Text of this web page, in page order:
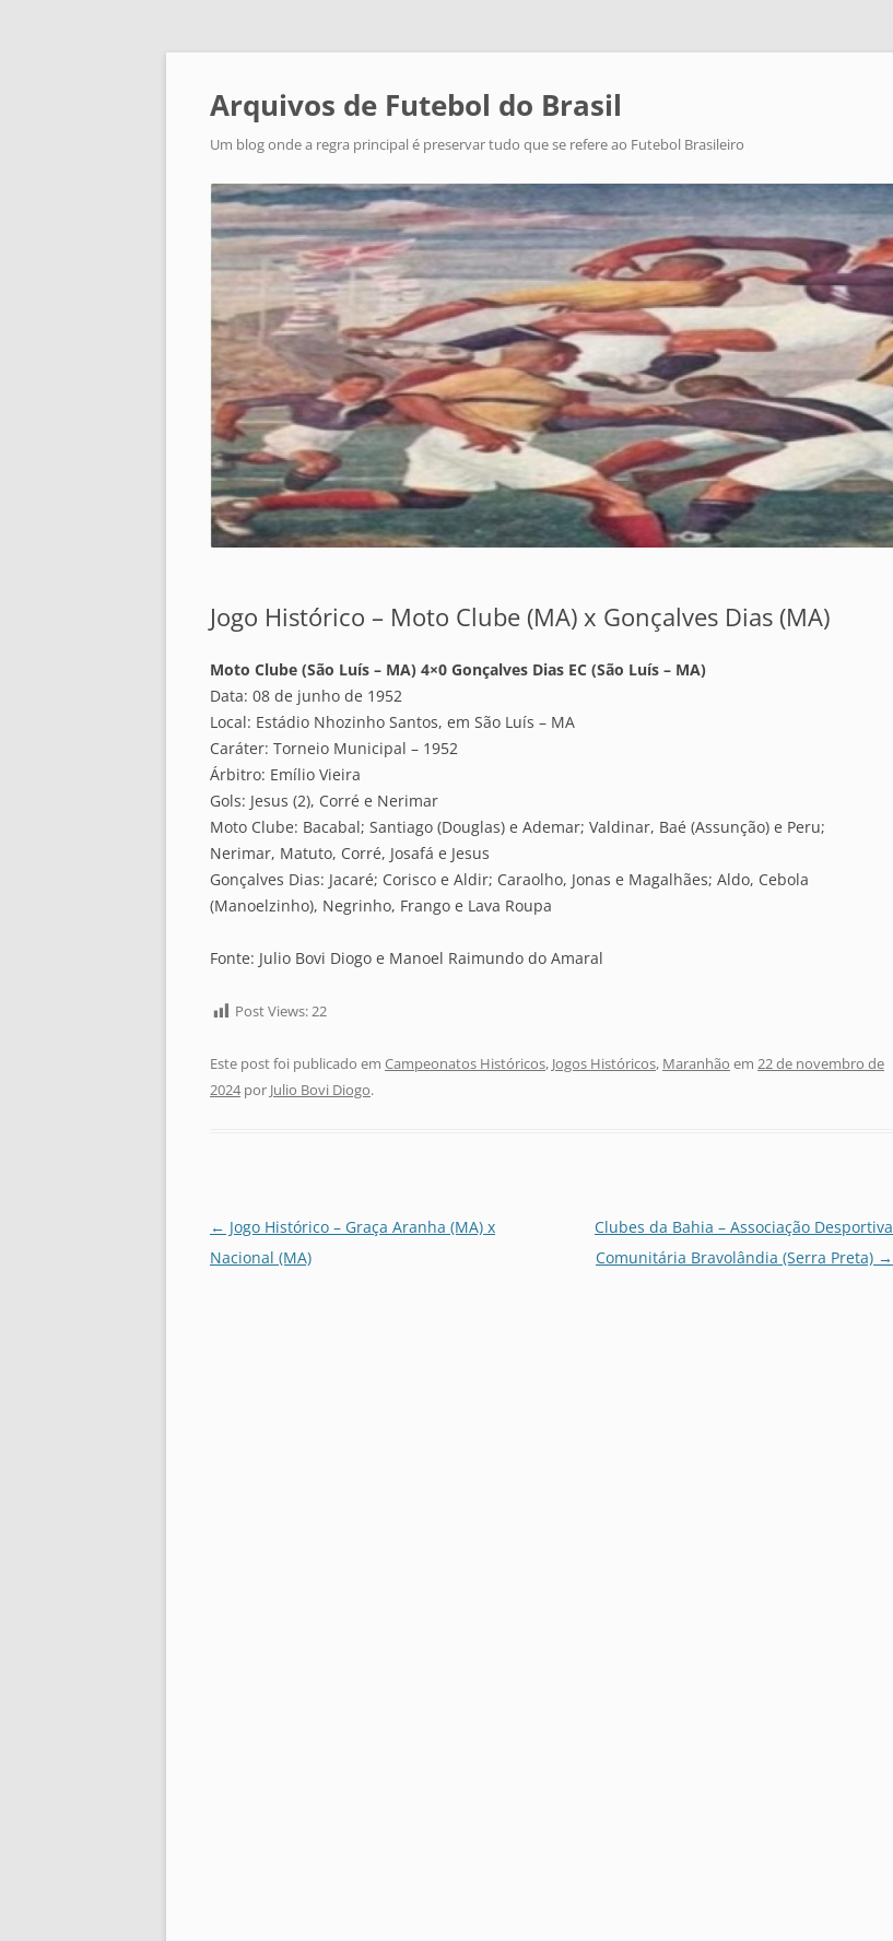
Arquivos de Futebol do Brasil
Um blog onde a regra principal é preservar tudo que se refere ao Futebol Brasileiro
Jogo Histórico – Moto Clube (MA) x Gonçalves Dias (MA)
Moto Clube (São Luís – MA) 4×0 Gonçalves Dias EC (São Luís – MA)
Data: 08 de junho de 1952
Local: Estádio Nhozinho Santos, em São Luís – MA
Caráter: Torneio Municipal – 1952
Árbitro: Emílio Vieira
Gols: Jesus (2), Corré e Nerimar
Moto Clube: Bacabal; Santiago (Douglas) e Ademar; Valdinar, Baé (Assunção) e Peru;
Nerimar, Matuto, Corré, Josafá e Jesus
Gonçalves Dias: Jacaré; Corisco e Aldir; Caraolho, Jonas e Magalhães; Aldo, Cebola
(Manoelzinho), Negrinho, Frango e Lava Roupa
Fonte: Julio Bovi Diogo e Manoel Raimundo do Amaral
Post Views:22
Este post foi publicado em Campeonatos Históricos, Jogos Históricos, Maranhão em 22 de novembro de
2024por Julio Bovi Diogo.
Navegação
de
← Jogo Histórico – Graça Aranha (MA) x
Nacional (MA)
Clubes da Bahia – Associação Desportiva
Comunitária Bravolândia (Serra Preta) →